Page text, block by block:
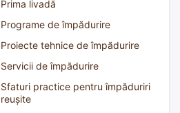
Prima livadă
Programe de împădurire
Proiecte tehnice de împădurire
Servicii de împădurire
Sfaturi practice pentru împăduriri
reușite